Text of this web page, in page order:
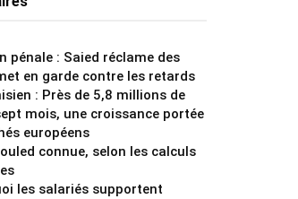
pénale : Saied réclame des
en garde contre les retards
: Près de 5,8 millions de
mois, une croissance portée
européens
connue, selon les calculs
les salariés supportent